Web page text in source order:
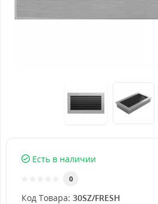
Есть в наличии
0
Код Товара: 30SZ/FRESH